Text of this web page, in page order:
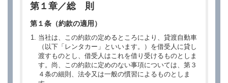
第１章／総 則
第１条（約款の適用）
当社は、この約款の定めるところにより、貸渡自動車
（以下「レンタカー」といいます。）を借受人に貸し
渡すものとし、借受人はこれを借り受けるものとしま
す。尚、この約款に定めのない事項については、第３
４条の細則、法令又は一般の慣習によるものとしま